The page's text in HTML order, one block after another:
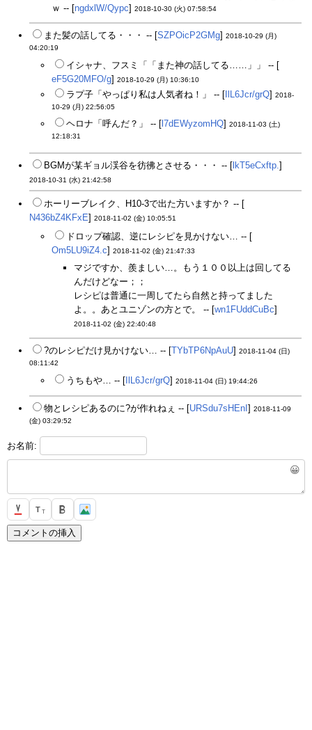
ｗ -- [ngdxlW/Qypc] 2018-10-30 (火) 07:58:54
また髪の話してる・・・ -- [SZPOicP2GMg] 2018-10-29 (月)
04:20:19
イシャナ、フスミ「「また神の話してる……」」 -- [
eF5G20MFO/g] 2018-10-29 (月) 10:36:10
ラプ子「やっぱり私は人気者ね！」 -- [ IlL6Jcr/grQ] 2018-
10-29 (月) 22:56:05
ヘロナ「呼んだ？」 -- [ l7dEWyzomHQ] 2018-11-03 (土)
12:18:31
BGMが某ギョル渓谷を彷彿とさせる・・・ -- [ lkT5eCxftp. ]
2018-10-31 (水) 21:42:58
ホーリーブレイク、H10-3で出た方いますか？ -- [
N436bZ4KFxE] 2018-11-02 (金) 10:05:51
ドロップ確認、逆にレシピを見かけない… -- [
Om5LU9iZ4.c] 2018-11-02 (金) 21:47:33
マジですか、羨ましい…。もう１００以上は回してる
んだけどなー；；
レシピは普通に一周してたら自然と持ってました
よ。。あとユニゾンの方とで。 -- [wn1FUddCuBc]
2018-11-02 (金) 22:40:48
?のレシピだけ見かけない… -- [TYbTP6NpAuU] 2018-11-04 (日)
08:11:42
うちもや… -- [ IlL6Jcr/grQ] 2018-11-04 (日) 19:44:26
物とレシピあるのに?が作れねぇ -- [URSdu7sHEnI ] 2018-11-09
(金) 03:29:52
お名前:
😀
T T